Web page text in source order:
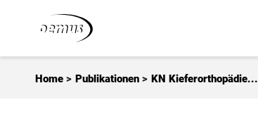
Home > Publikationen > KN Kieferorthopädie...